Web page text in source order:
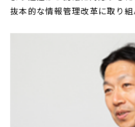
抜本的な情報管理改革に取り組